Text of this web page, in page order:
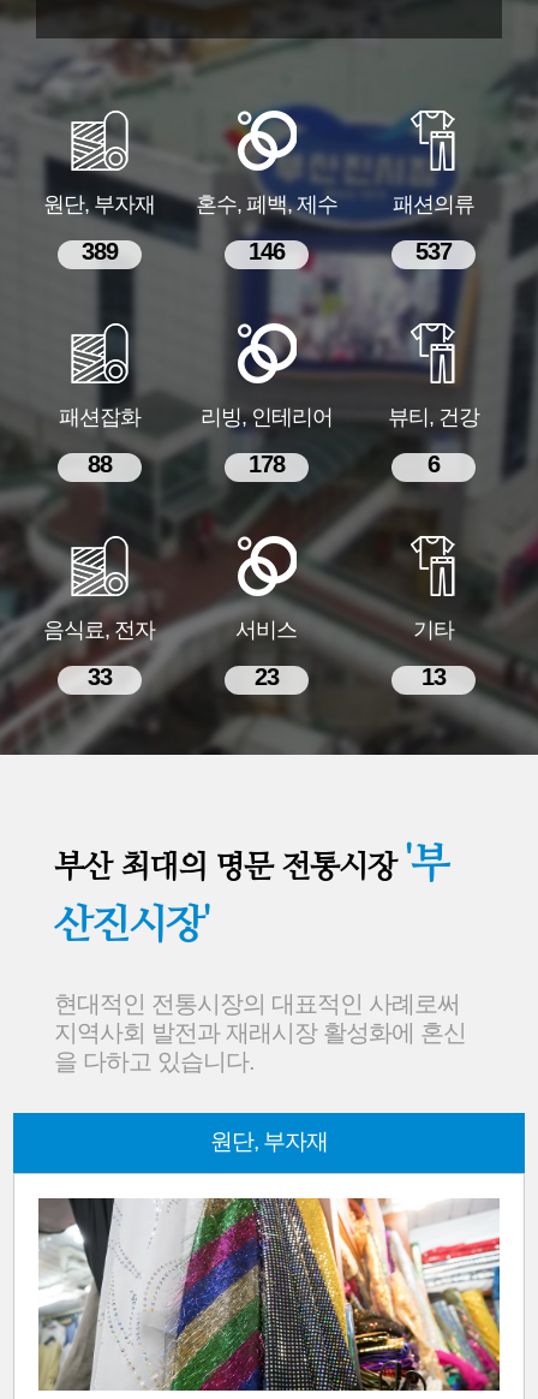
원단, 부자재
389
혼수, 폐백, 제수
146
패션의류
537
패션잡화
88
리빙, 인테리어
178
뷰티, 건강
6
음식료, 전자
33
서비스
23
기타
13
부산 최대의 명문 전통시장 '부
산진시장'
현대적인 전통시장의 대표적인 사례로써
지역사회 발전과 재래시장 활성화에 혼신
을 다하고 있습니다.
원단, 부자재